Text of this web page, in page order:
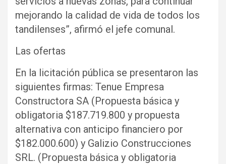
mejorando la calidad de vida de todos los
tandilenses”, afirmó el jefe comunal.
Las ofertas
En la licitación pública se presentaron las
siguientes firmas: Tenue Empresa
Constructora SA (Propuesta básica y
obligatoria $187.719.800 y propuesta
alternativa con anticipo financiero por
$182.000.600) y Galizio Construcciones
SRL. (Propuesta básica y obligatoria